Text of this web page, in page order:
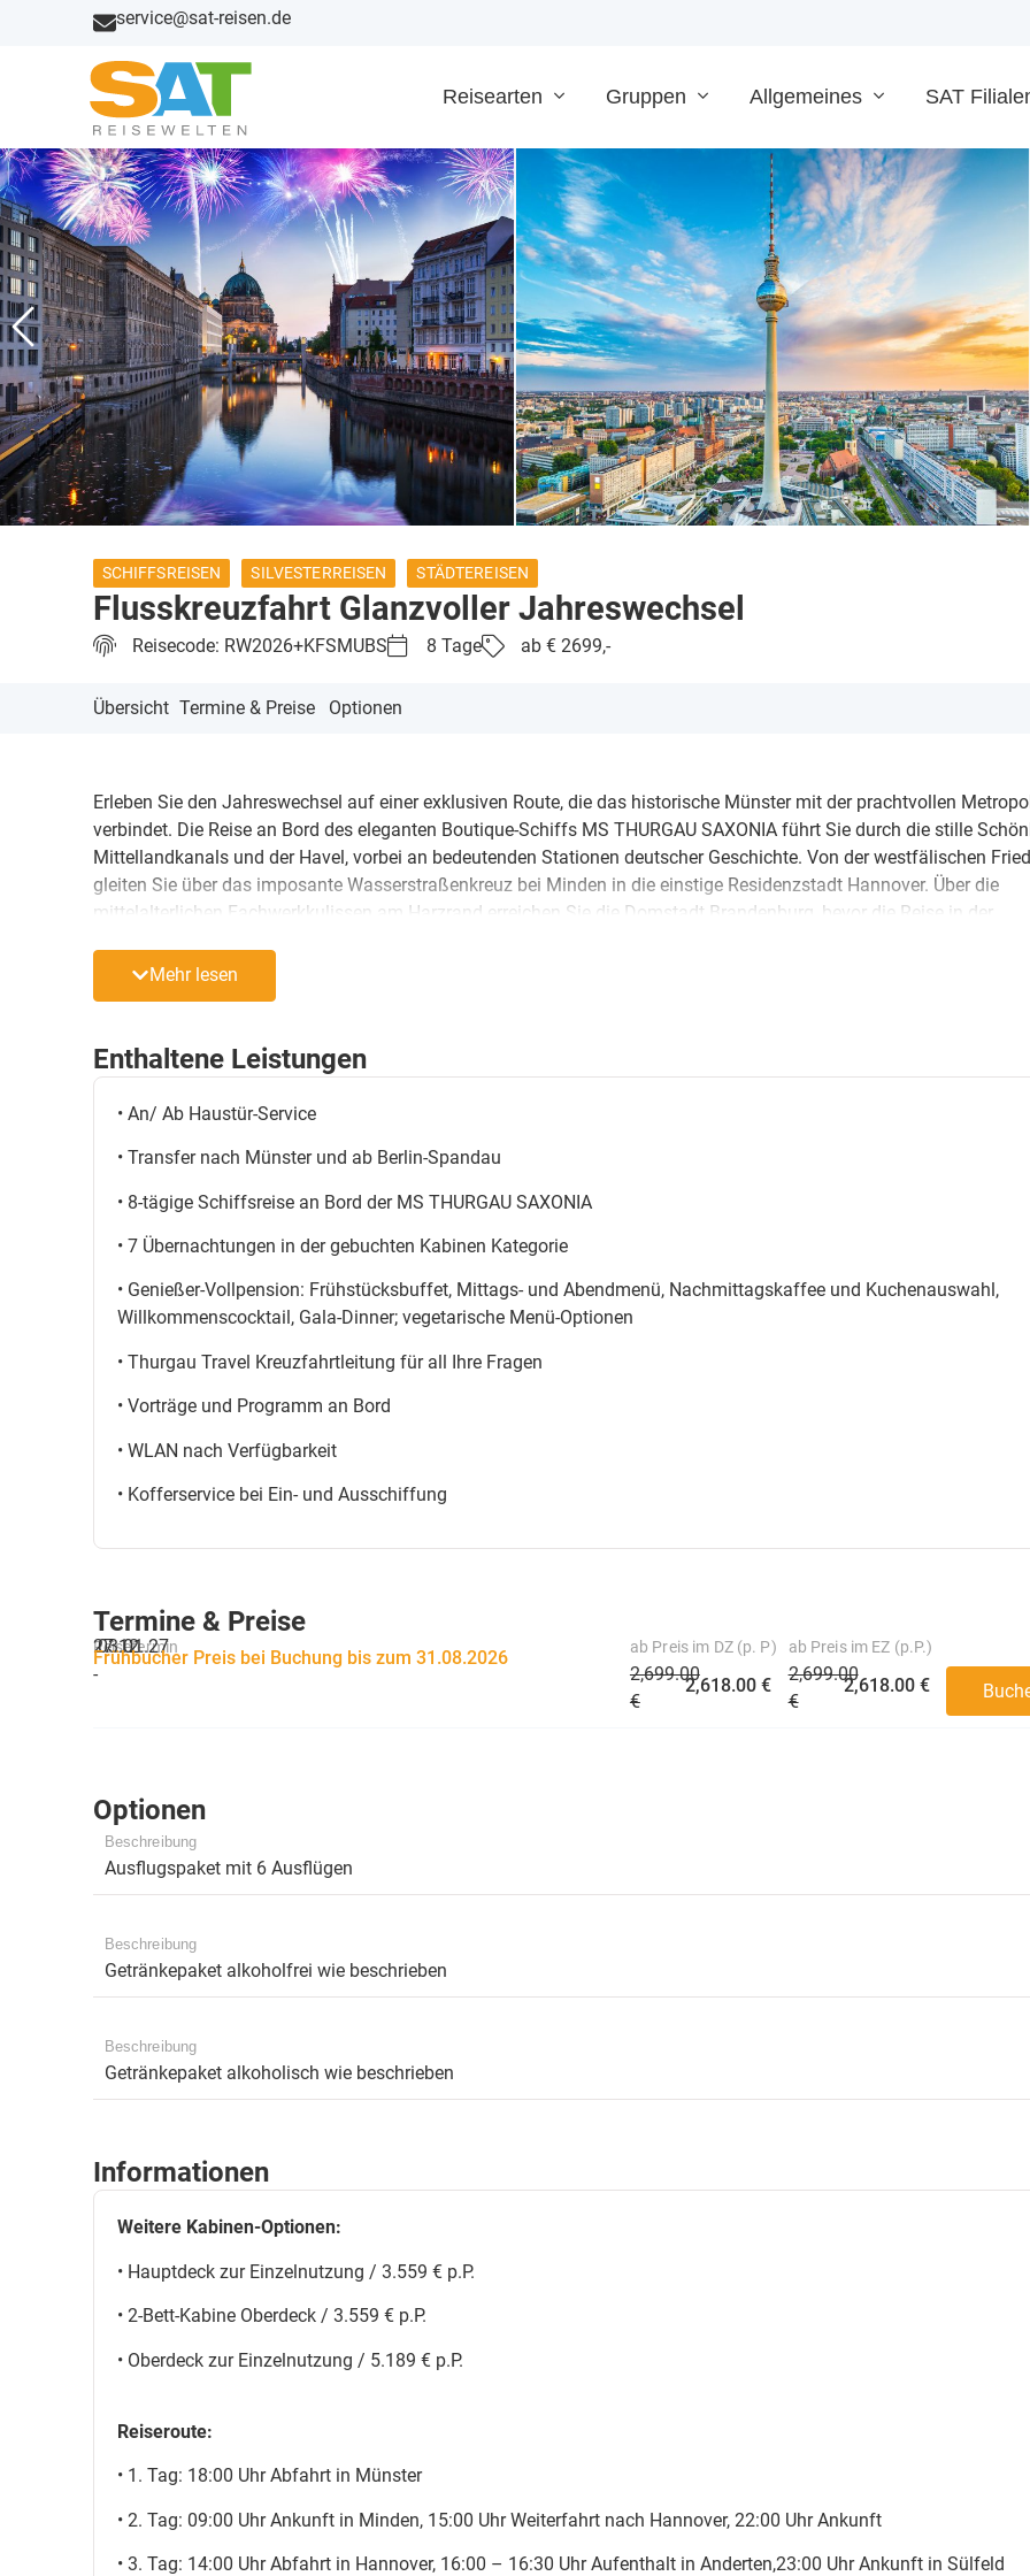
service@sat-reisen.de
Reisearten Gruppen Allgemeines SAT
SCHIFFSREISEN SILVESTERREISEN STÄDTEREISEN
Flusskreuzfahrt Glanzvoller Jahreswechsel
Reisecode: RW2026+KFSMUBS 8 Tage ab € 2699,-
Übersicht Termine & Preise Optionen
Erleben Sie den Jahreswechsel auf einer exklusiven Route, die das historische Münster mit der prachtvollen
verbindet. Die Reise an Bord des eleganten Boutique-Schiffs MS THURGAU SAXONIA führt Sie durch die stille
Mittellandkanals und der Havel, vorbei an bedeutenden Stationen deutscher Geschichte. Von der westfälischen
gleiten Sie über das imposante Wasserstraßenkreuz bei Minden in die einstige Residenzstadt Hannover. Über die
mittelalterlichen Fachwerkkulissen am Harzrand erreichen Sie die Domstadt Brandenburg, bevor die Reise in der
vor der königlichen Kulisse preußischer Prachtbauten, um schließlich im festlichen Berlin vor Anker zu gehen.
die frostige Uferlandschaft in aller Ruhe an Ihnen vorbeizieht, werden Sie an Bord nach allen Regeln der Kunst
glitzernd im dunklen Wasser spiegeln. Eine Reise voller Ruhe und kultureller Tiefe, die den Zauber der winterlichen
Flusslandschaft mit dem Flair bedeutender Städte vereint.
Mehr lesen
Enthaltene Leistungen
• An/ Ab Haustür-Service
• Transfer nach Münster und ab Berlin-Spandau
• 8-tägige Schiffsreise an Bord der MS THURGAU SAXONIA
• 7 Übernachtungen in der gebuchten Kabinen Kategorie
• Genießer-Vollpension: Frühstücksbuffet, Mittags- und Abendmenü, Nachmittagskaffee und Kuchenauswahl,
Willkommenscocktail, Gala-Dinner; vegetarische Menü-Optionen
• Thurgau Travel Kreuzfahrtleitung für all Ihre Fragen
• Vorträge und Programm an Bord
• WLAN nach Verfügbarkeit
• Kofferservice bei Ein- und Ausschiffung
Termine & Preise
Reisetermin
27.12.
-
03.01.27
Frühbucher Preis bei Buchung bis zum 31.08.2026 ab Preis im DZ (p. P)
2,699.00
€
2,618.00 €
ab Preis im EZ (p.P.)
2,699.00
€
2,618.00 €
Optionen
Beschreibung
Ausflugspaket mit 6 Ausflügen
Beschreibung
Getränkepaket alkoholfrei wie beschrieben
Beschreibung
Getränkepaket alkoholisch wie beschrieben
Informationen
Weitere Kabinen-Optionen:
• Hauptdeck zur Einzelnutzung / 3.559 € p.P.
• 2-Bett-Kabine Oberdeck / 3.559 € p.P.
• Oberdeck zur Einzelnutzung / 5.189 € p.P.
Reiseroute:
• 1. Tag: 18:00 Uhr Abfahrt in Münster
• 2. Tag: 09:00 Uhr Ankunft in Minden, 15:00 Uhr Weiterfahrt nach Hannover, 22:00 Uhr Ankunft
• 3. Tag: 14:00 Uhr Abfahrt in Hannover, 16:00 – 16:30 Uhr Aufenthalt in Anderten,23:00 Uhr Ankunft in Sülfeld